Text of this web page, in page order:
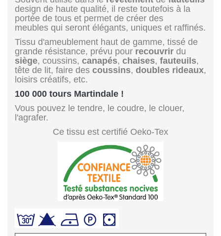
design de haute qualité, il reste toutefois à la
portée de tous et permet de créer des
meubles qui seront élégants, uniques et raffinés.
Tissu d'ameublement haut de gamme, tissé de
grande résistance, prévu pour recouvrir du
siège, coussins, canapés, chaises, fauteuils,
tête de lit, faire des coussins, doubles rideaux,
loisirs créatifs, etc.
100 000 tours Martindale !
Vous pouvez le tendre, le coudre, le clouer,
l'agrafer.
Ce tissu est certifié Oeko-Tex